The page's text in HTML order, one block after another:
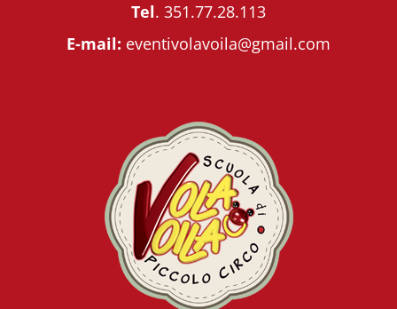
Tel. 351.77.28.113
E-mail: eventivolavoila@gmail.com